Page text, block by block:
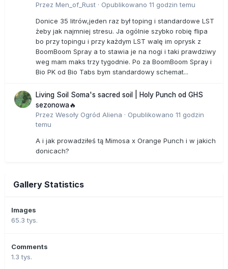
Przez Men_of_Rust · Opublikowano 11 godzin temu
Donice 35 litrów,jeden raz był toping i standardowe LST
żeby jak najmniej stresu. Ja ogólnie szybko robię flipa
bo przy topingu i przy każdym LST walę im oprysk z
BoomBoom Spray a to stawia je na nogi i taki prawdziwy
weg mam maks trzy tygodnie. Po za BoomBoom Spray i
Bio PK od Bio Tabs bym standardowy schemat...
Living Soil Soma's sacred soil | Holy Punch od GHS
sezonowa🔥
Przez Wesoły Ogród Aliena · Opublikowano 11 godzin
temu
A i jak prowadziłeś tą Mimosa x Orange Punch i w jakich
donicach?
Gallery Statistics
Images
65.3 tys.
Comments
1.3 tys.